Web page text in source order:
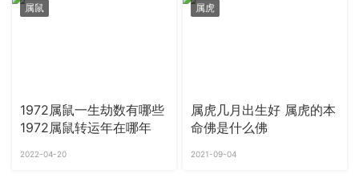
属鼠
1972属鼠一生劫数有哪些
1972属鼠转运年在哪年
2022-04-20
属虎
属虎几月出生好 属虎的本
命佛是什么佛
2021-09-04